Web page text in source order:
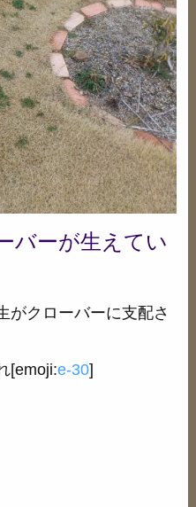
バーが生えてい
がクローバーに支配さ
[emoji:e-30]